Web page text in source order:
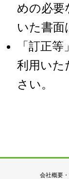
めの必要
いた書面
「訂正
利用いた
さい。
会社概要